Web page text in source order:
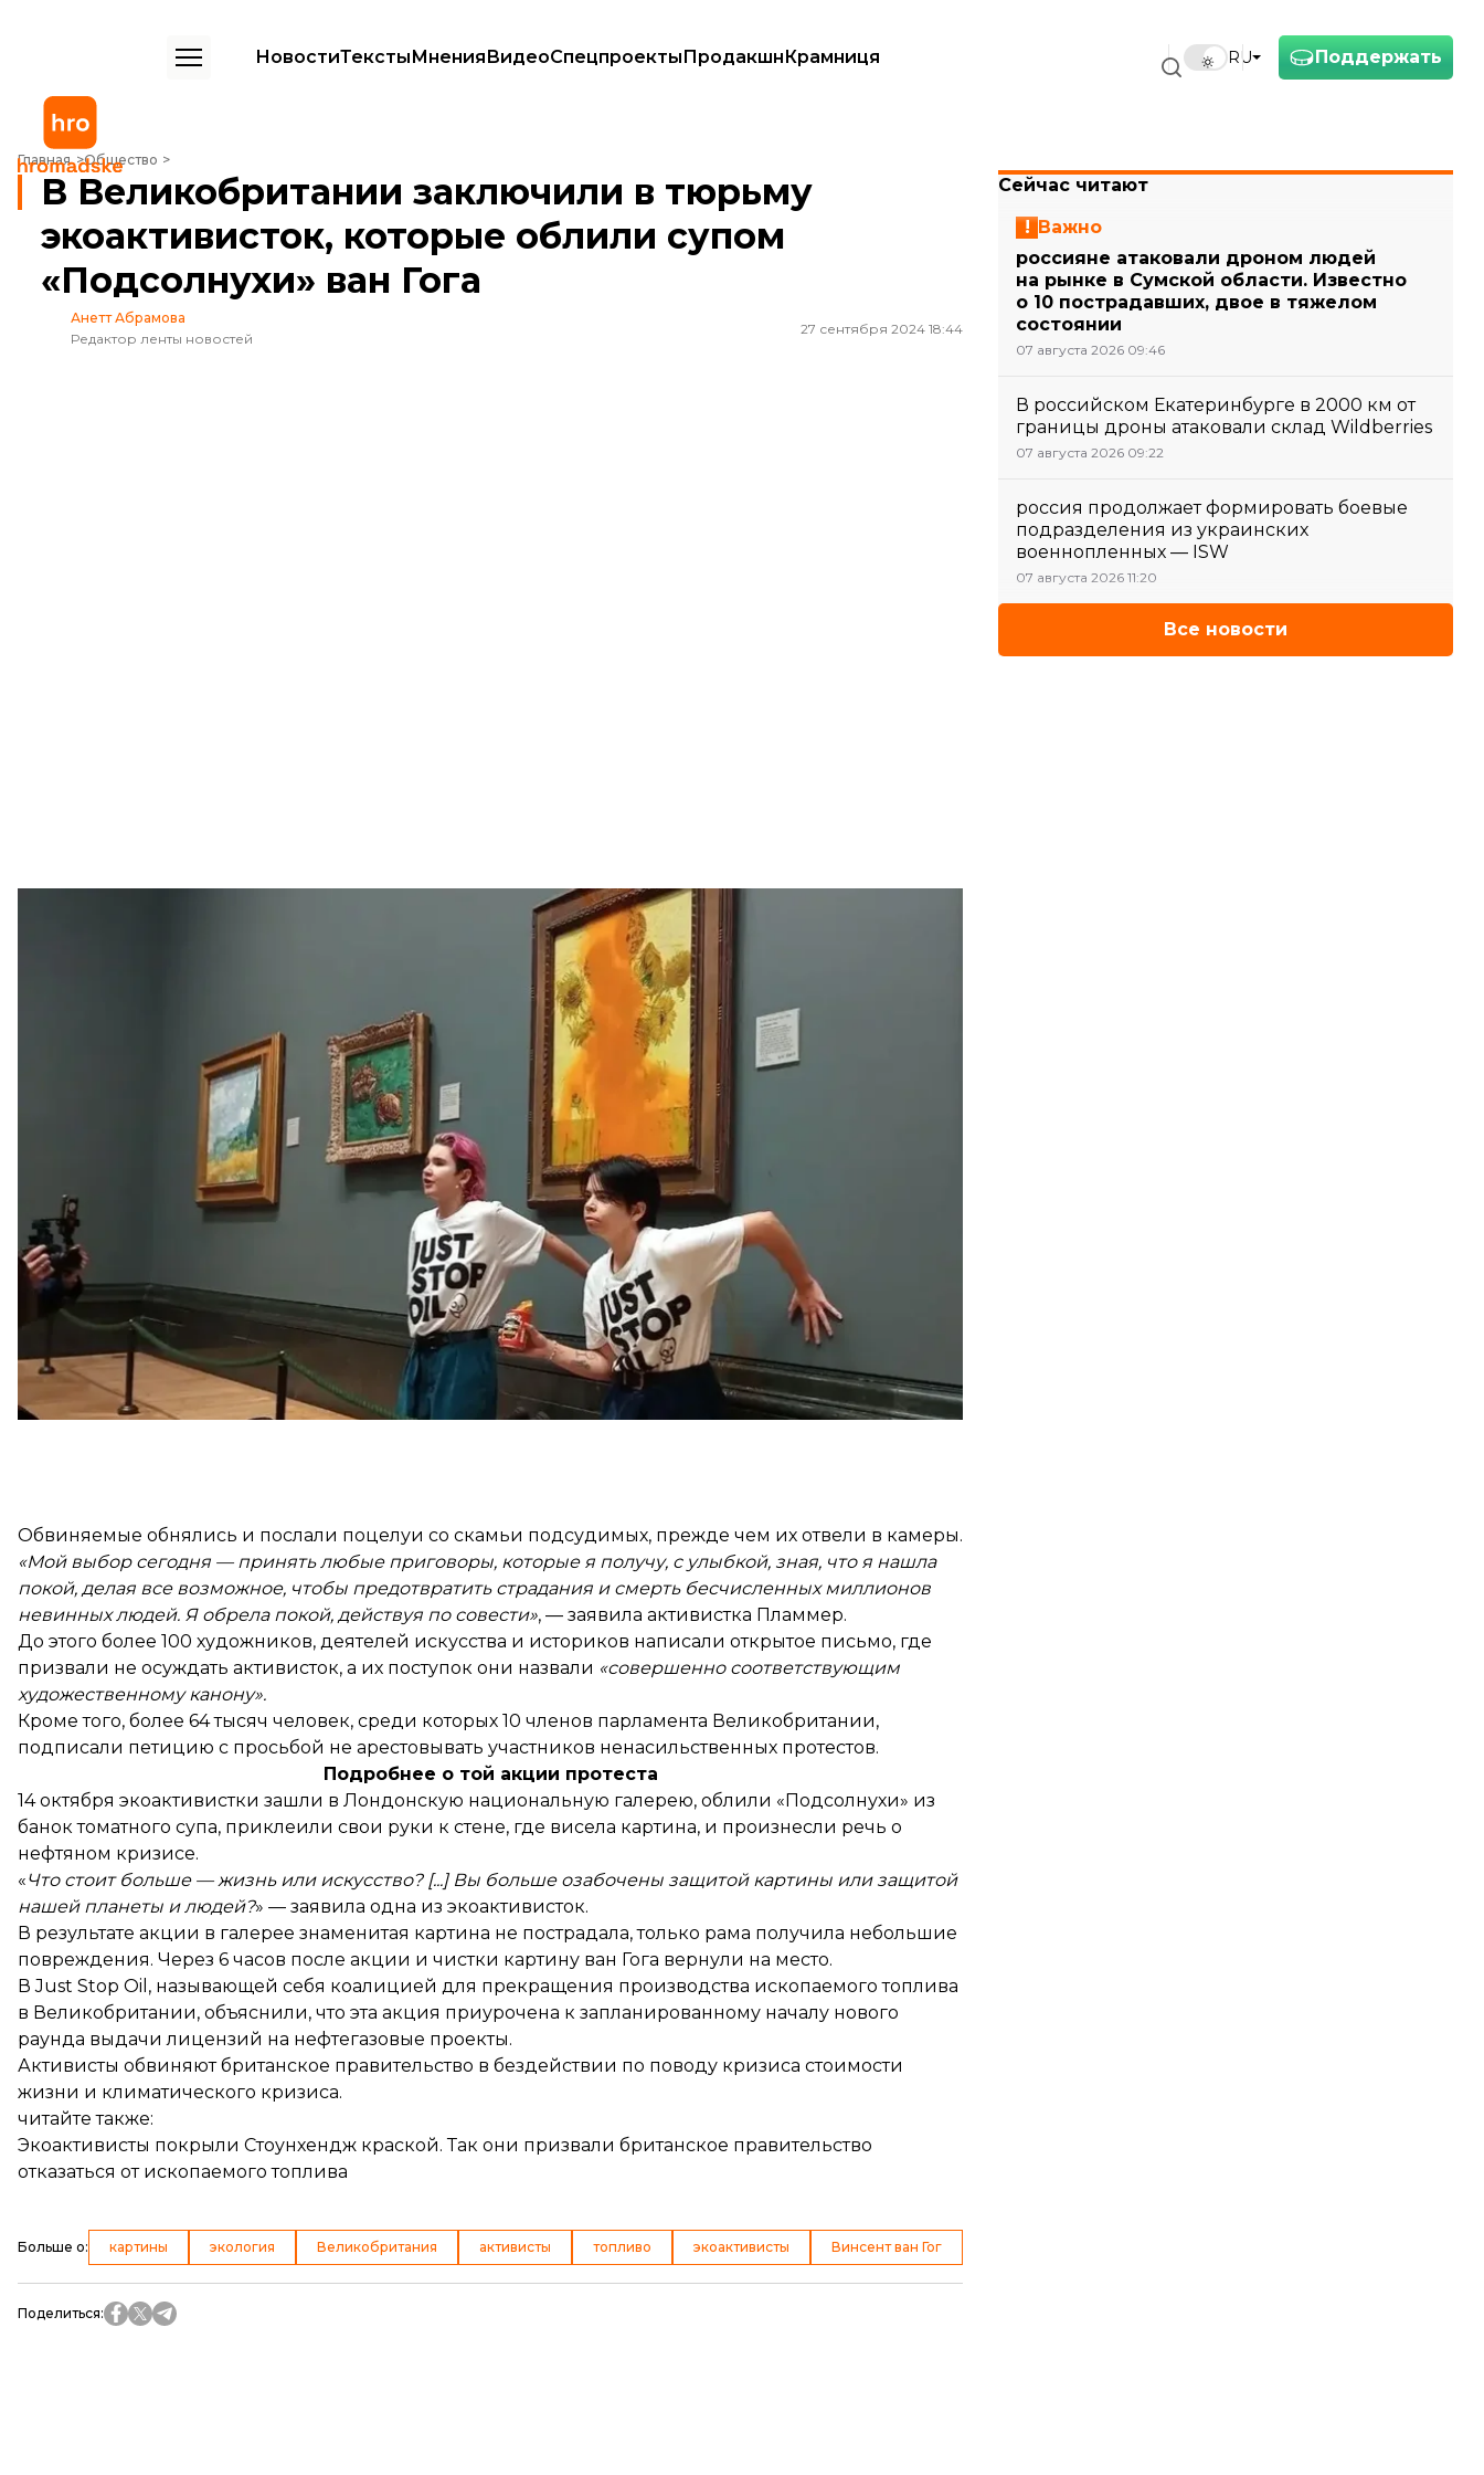
Поддержать
RU
НовостиТекстыМненияВидеоСпецпроектыПродакшнКрамниця
Главная Общество
В Великобритании заключили в тюрьму экоактивисток, которые облили супом «Подсолнухи» ван Гога
В Великобритании заключили в тюрьму
экоактивисток, которые облили супом
«Подсолнухи» ван Гога
Анетт Абрамова
Редактор ленты новостей
27 сентября 2024 18:44
Экоактивисты облили супом знаменитую картину ван Гога в знак протеста, октябрь 2022 года
В Великобритании заключили в тюрьму двух активисток экодвижения Just Stop Oil за то, что они
облили томатным супом картину Винсента ван Гога «Подсолнухи» в Лондонской национальной
23-летняя Фиби Пламмер отбудет в тюрьме два года за повреждение рамы картины примерно на
10 000 фунтов стерлингов. Еще одна фигурантка дела — 22-летняя Анна Холланд — получила 20
месяцев за то же преступление, но отбудет только половину.
Во время вынесения приговора судья заявил:«Вы двое просто не имели права делать то, что вы
сделали с “Подсолнухами”, и ваше самомнение, если вы думали иначе, заслуживает строжайшего
осуждения».
Обвиняемые обнялись и послали поцелуи со скамьи подсудимых, прежде чем их отвели в камеры.
«Мой выбор сегодня — принять любые приговоры, которые я получу, с улыбкой, зная, что я нашла
покой, делая все возможное, чтобы предотвратить страдания и смерть бесчисленных миллионов
невинных людей. Я обрела покой, действуя по совести», — заявила активистка Пламмер.
До этого более 100 художников, деятелей искусства и историков написали открытое письмо, где
призвали не осуждать активисток, а их поступок они назвали «совершенно соответствующим
художественному канону».
Кроме того, более 64 тысяч человек, среди которых 10 членов парламента Великобритании,
подписали петицию с просьбой не арестовывать участников ненасильственных протестов.
Подробнее о той акции протеста
14 октября экоактивистки зашли в Лондонскую национальную галерею, облили «Подсолнухи» из
банок томатного супа, приклеили свои руки к стене, где висела картина, и произнесли речь о
нефтяном кризисе.
«Что стоит больше — жизнь или искусство? [...] Вы больше озабочены защитой картины или защитой
нашей планеты и людей?» — заявила одна из экоактивисток.
В результате акции в галерее знаменитая картина не пострадала, только рама получила небольшие
повреждения. Через 6 часов после акции и чистки картину ван Гога вернули на место.
В Just Stop Oil, называющей себя коалицией для прекращения производства ископаемого топлива
в Великобритании, объяснили, что эта акция приурочена к запланированному началу нового
раунда выдачи лицензий на нефтегазовые проекты.
Активисты обвиняют британское правительство в бездействии по поводу кризиса стоимости
жизни и климатического кризиса.
читайте также:
Экоактивисты покрыли Стоунхендж краской. Так они призвали британское правительство
отказаться от ископаемого топлива
Больше о: картины экология Великобритания активисты топливо экоактивисты Винсент ван Гог
Поделиться:
Сейчас читают
Важно
россияне атаковали дроном людей
на рынке в Сумской области. Известно
о 10 пострадавших, двое в тяжелом
состоянии
07 августа 2026 09:46
В российском Екатеринбурге в 2000 км от
границы дроны атаковали склад Wildberries
07 августа 2026 09:22
россия продолжает формировать боевые
подразделения из украинских
военнопленных — ISW
07 августа 2026 11:20
Все новости